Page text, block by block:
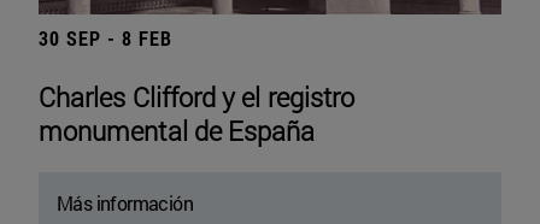
30 SEP - 8 FEB
Charles Clifford y el registro
monumental de España
Más información